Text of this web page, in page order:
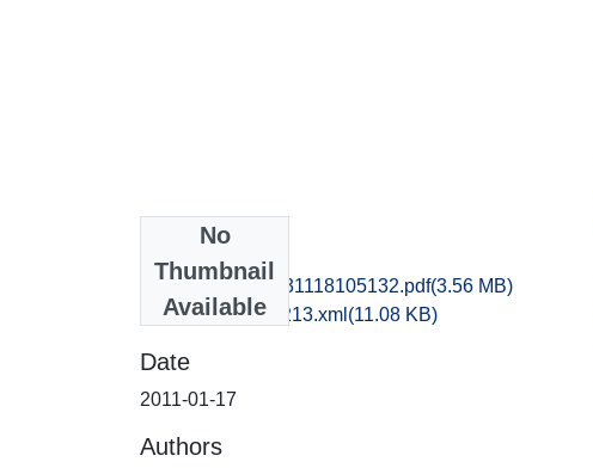
No
Thumbnail
Available
msj1haan_20131118105132.pdf(3.56 MB)
recordxml_item_213.xml (11.08 KB)
Date
2011-01-17
Authors